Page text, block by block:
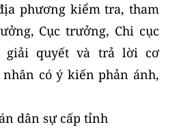
phương kiểm tra, tham
Cục trưởng, Chi cục
giải quyết và trả lời cơ
nhân có ý kiến phản ánh,
dân sự cấp tỉnh